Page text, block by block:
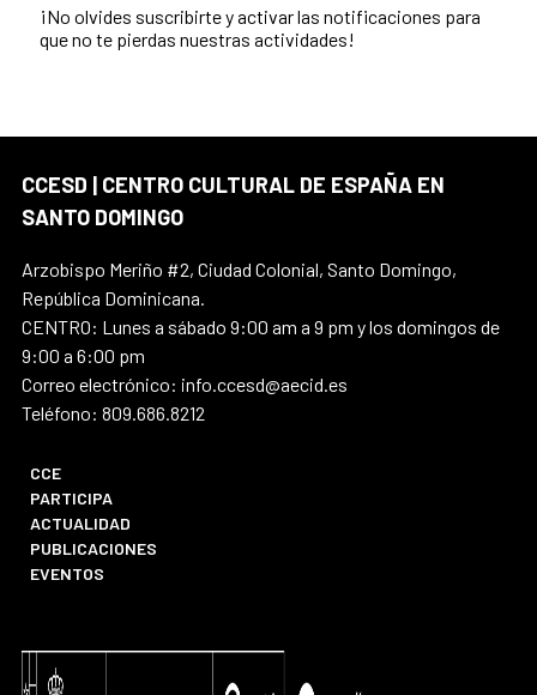
¡No olvides suscribirte y activar las notificaciones para
que no te pierdas nuestras actividades!
CCESD | CENTRO CULTURAL DE ESPAÑA EN
SANTO DOMINGO
Arzobispo Meriño #2, Ciudad Colonial, Santo Domingo,
República Dominicana.
CENTRO: Lunes a sábado 9:00 am a 9 pm y los domingos de
9:00 a 6:00 pm
Correo electrónico: info.ccesd@aecid.es
Teléfono: 809.686.8212
CCE
PARTICIPA
ACTUALIDAD
PUBLICACIONES
EVENTOS